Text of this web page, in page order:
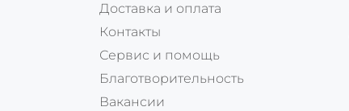
Доставка и оплата
Контакты
Сервис и помощь
Благотворительность
Вакансии